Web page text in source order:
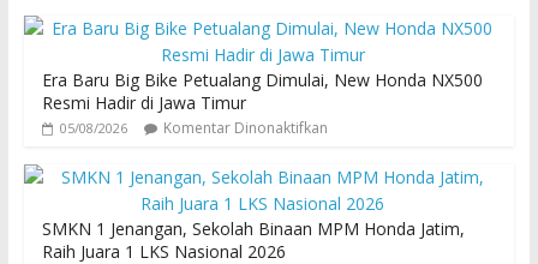
Era Baru Big Bike Petualang Dimulai, New Honda NX500
Resmi Hadir di Jawa Timur
05/08/2026 Komentar Dinonaktifkan
SMKN 1 Jenangan, Sekolah Binaan MPM Honda Jatim,
Raih Juara 1 LKS Nasional 2026